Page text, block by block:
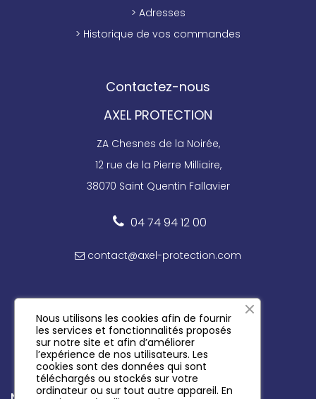
> Adresses
> Historique de vos commandes
Contactez-nous
AXEL PROTECTION
ZA Chesnes de la Noirée,
12 rue de la Pierre Milliaire,
38070 Saint Quentin Fallavier
04 74 94 12 00
contact@axel-protection.com
Suivez-nous sur les réseaux
Nous utilisons les cookies afin de fournir
les services et fonctionnalités proposés
sur notre site et afin d’améliorer
l’expérience de nos utilisateurs. Les
cookies sont des données qui sont
téléchargés ou stockés sur votre
ordinateur ou sur tout autre appareil. En